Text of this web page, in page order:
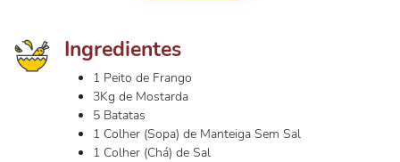
Ingredientes
1 Peito de Frango
3Kg de Mostarda
5 Batatas
1 Colher (Sopa) de Manteiga Sem Sal
1 Colher (Chá) de Sal